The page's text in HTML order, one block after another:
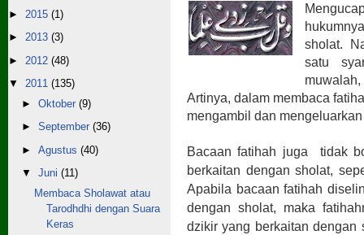
► 2015 (1)
► 2013 (3)
► 2012 (48)
▼ 2011 (135)
► Oktober (9)
► September (36)
► Agustus (40)
▼ Juni (11)
Membaca Sholawat atau
Tarodhdhi dengan Suara
Keras
sholat.
satu
Artinya, dalam membaca
mengambil dan
Bacaan fatihah juga tidak
berkaitan dengan sholat,
Apabila bacaan fatihah
dengan sholat, maka
dzikir yang berkaitan dengan